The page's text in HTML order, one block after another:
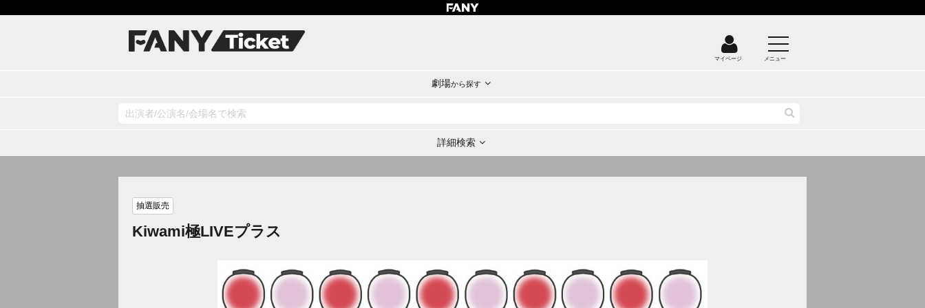
マイページ メニュー
劇場から探す
詳細検索
抽選販売
Kiwami極LIVEプラス